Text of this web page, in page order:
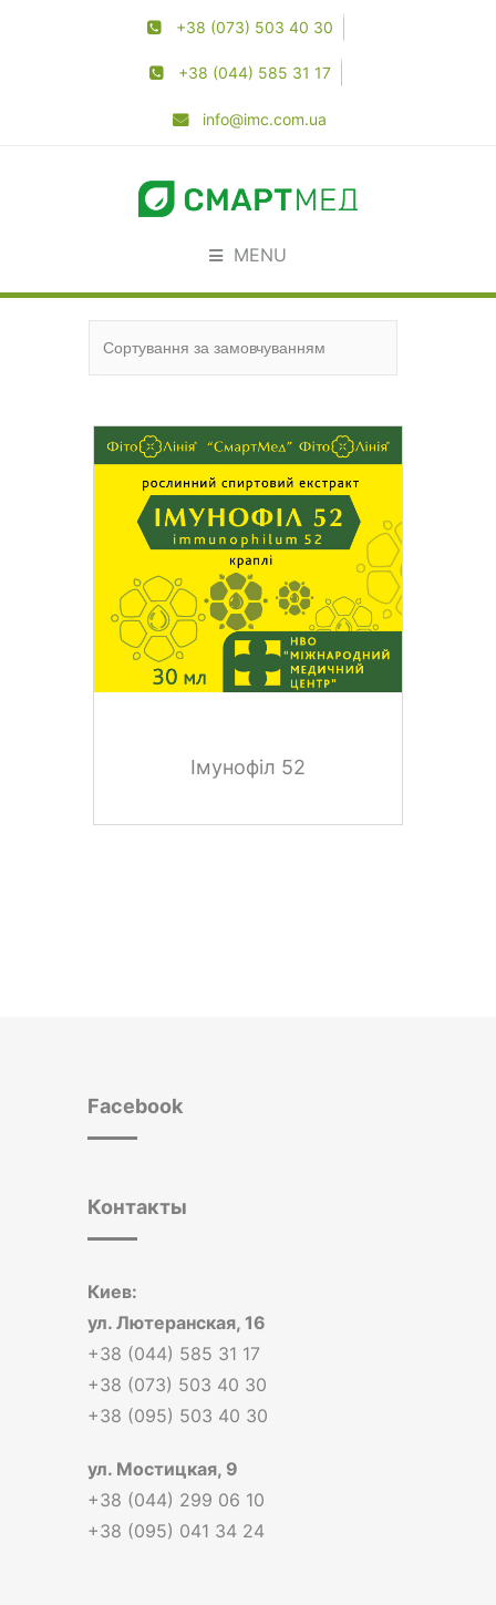
+38 (073) 503 40 30
+38 (044) 585 31 17
info@imc.com.ua
MENU
Імунофіл 52
Facebook
Контакты
Киев:
ул. Лютеранская, 16
+38 (044) 585 31 17
+38 (073) 503 40 30
+38 (095) 503 40 30
ул. Мостицкая, 9
+38 (044) 299 06 10
+38 (095) 041 34 24